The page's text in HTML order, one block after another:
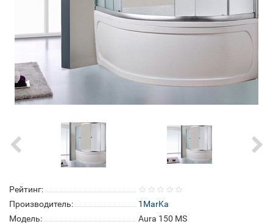
Рейтинг:
Производитель:
1MarKa
Модель:
Aura 150 MS